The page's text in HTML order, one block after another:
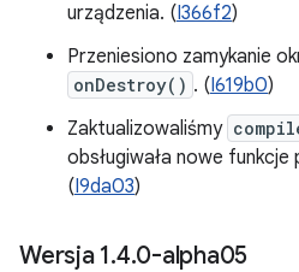
urządzenia. (I366f2)
Przeniesiono zamykanie
onDestroy() . (I619b0)
Zaktualizowaliśmy
obsługiwała nowe
(I9da03)
Wersja 1.4.0-alpha05